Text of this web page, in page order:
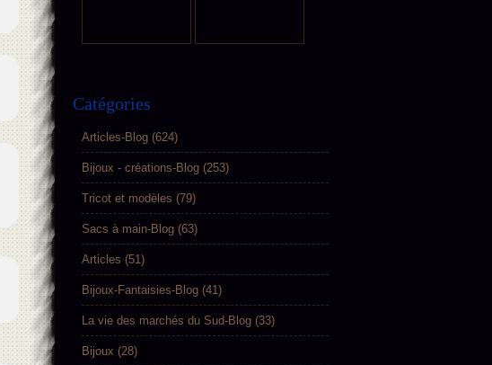
Catégories
Articles-Blog (624)
Bijoux - créations-Blog (253)
Tricot et modèles (79)
Sacs à main-Blog (63)
Articles (51)
Bijoux-Fantaisies-Blog (41)
La vie des marchés du Sud-Blog (33)
Bijoux (28)